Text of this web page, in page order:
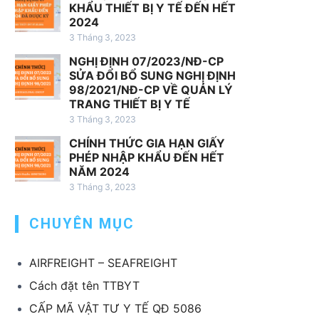
v
ụ
x
u
ấ
t
h
ẩ
u
KHẨU THIẾT BỊ Y TẾ ĐẾN HẾT
2024
3 Tháng 3, 2023
NGHỊ ĐỊNH 07/2023/NĐ-CP
SỬA ĐỔI BỔ SUNG NGHỊ ĐỊNH
98/2021/NĐ-CP VỀ QUẢN LÝ
TRANG THIẾT BỊ Y TẾ
3 Tháng 3, 2023
CHÍNH THỨC GIA HẠN GIẤY
PHÉP NHẬP KHẨU ĐẾN HẾT
NĂM 2024
3 Tháng 3, 2023
CHUYÊN MỤC
AIRFREIGHT – SEAFREIGHT
Cách đặt tên TTBYT
CẤP MÃ VẬT TƯ Y TẾ QĐ 5086